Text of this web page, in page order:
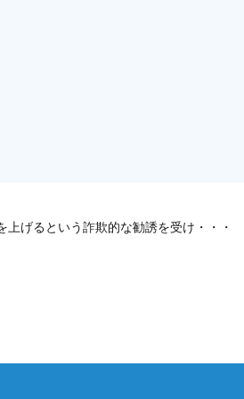
上げるという詐欺的な勧誘を受け・・・